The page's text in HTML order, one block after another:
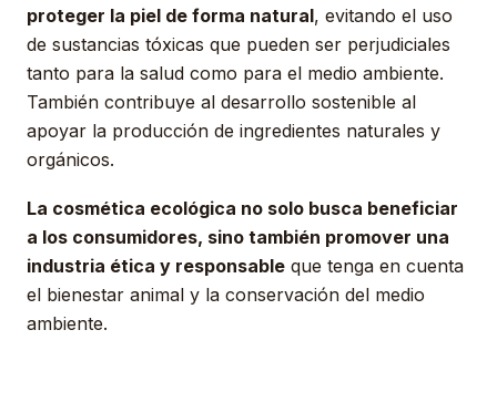
proteger la piel de forma natural, evitando el uso
de sustancias tóxicas que pueden ser perjudiciales
tanto para la salud como para el medio ambiente.
También contribuye al desarrollo sostenible al
apoyar la producción de ingredientes naturales y
orgánicos.
La cosmética ecológica no solo busca beneficiar
a los consumidores, sino también promover una
industria ética y responsable que tenga en cuenta
el bienestar animal y la conservación del medio
ambiente.